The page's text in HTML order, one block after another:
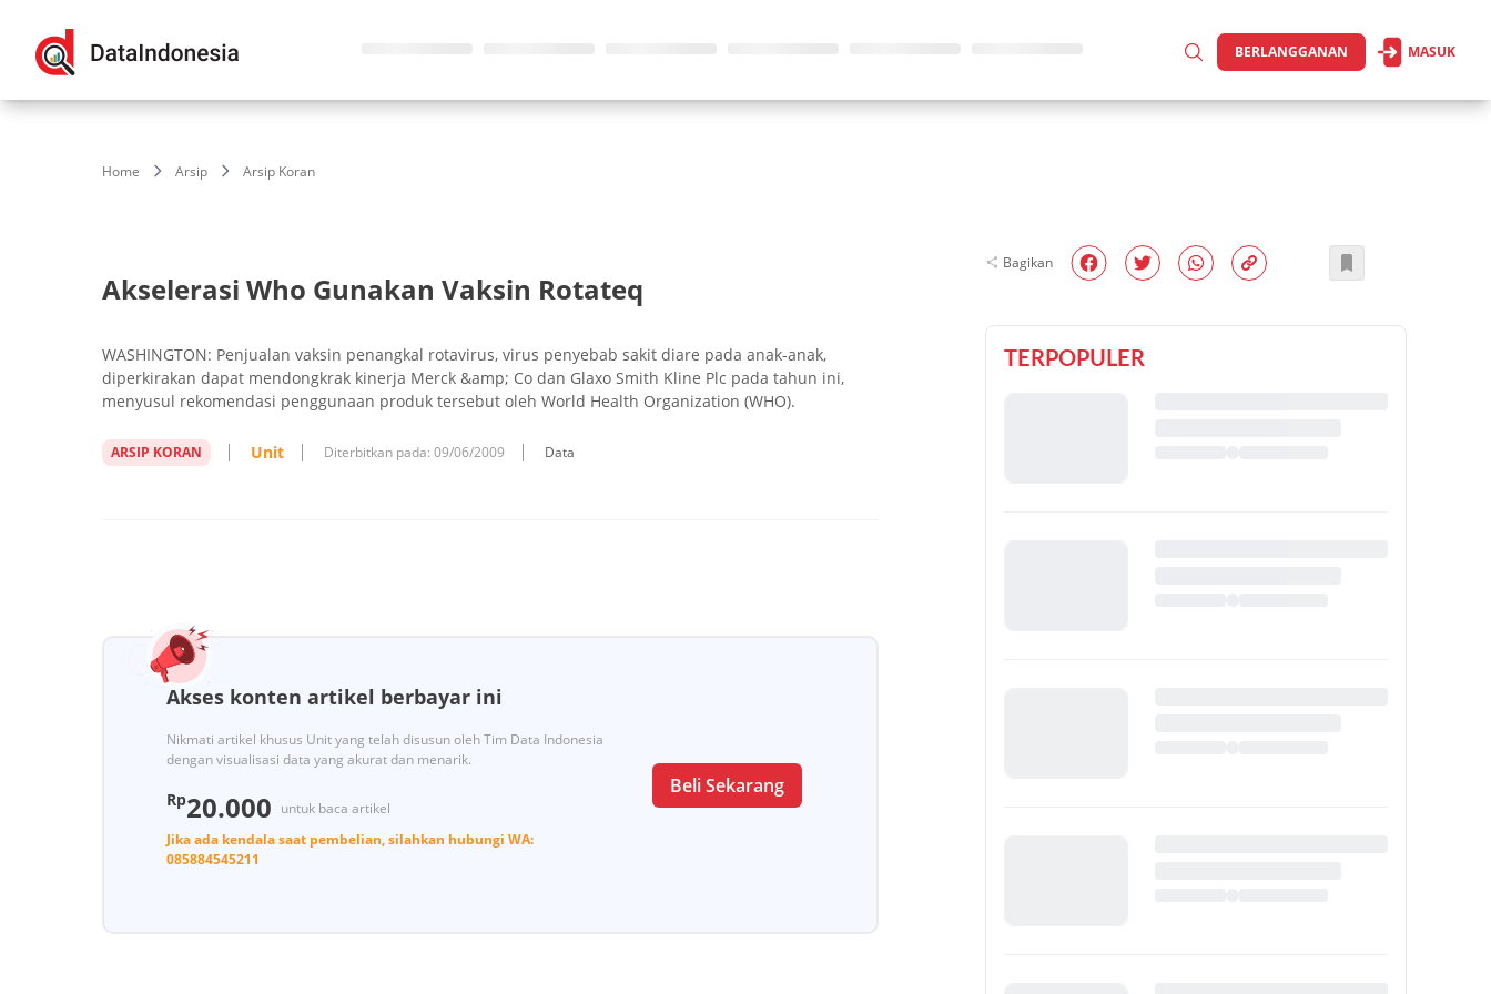
BERLANGGANAN MASUK
Home Arsip Arsip Koran
Akselerasi Who Gunakan Vaksin Rotateq
WASHINGTON: Penjualan vaksin penangkal rotavirus, virus penyebab sakit diare pada anak-anak,
diperkirakan dapat mendongkrak kinerja Merck &amp; Co dan Glaxo Smith Kline Plc pada tahun ini,
menyusul rekomendasi penggunaan produk tersebut oleh World Health Organization (WHO).
ARSIP KORAN Unit Diterbitkan pada: 09/06/2009 Data
Akses konten artikel berbayar ini
Nikmati artikel khusus Unit yang telah disusun oleh Tim Data Indonesia
dengan visualisasi data yang akurat dan menarik.
Rp20.000 untuk baca artikel
Jika ada kendala saat pembelian, silahkan hubungi WA:
085884545211
Beli Sekarang
Bagikan
TERPOPULER